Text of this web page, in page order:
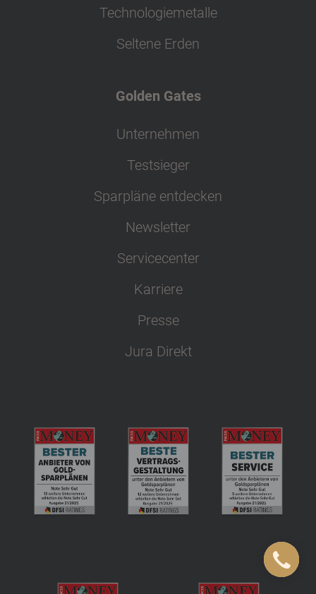
Technologiemetalle
Seltene Erden
Golden Gates
Unternehmen
Testsieger
Sparpläne entdecken
Newsletter
Servicecenter
Karriere
Presse
Jura Direkt